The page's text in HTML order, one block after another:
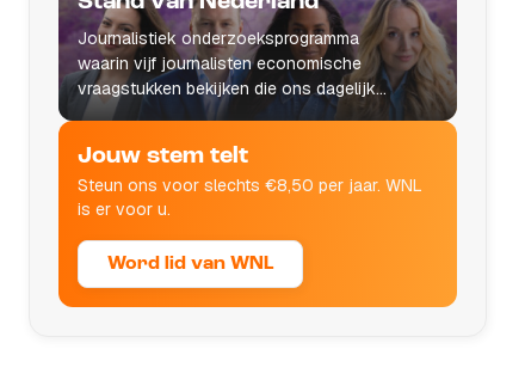
Journalistiek onderzoeksprogramma
waarin vijf journalisten economische
vraagstukken bekijken die ons dagelijks
leven raken.
Jouw stem telt
Steun ons voor slechts €8,50 per jaar. WNL
is er voor u.
Word lid van WNL